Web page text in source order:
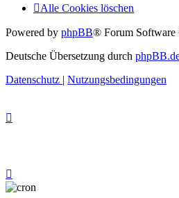
Alle Cookies löschen
Powered by phpBB® Forum
Deutsche Übersetzung durch
Datenschutz | Nutzungsbedingungen